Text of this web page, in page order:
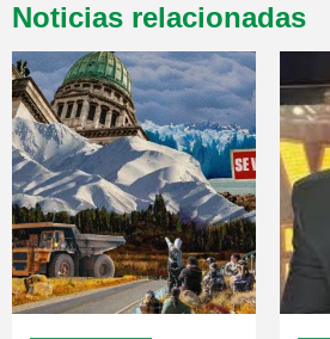
Noticias relacionadas